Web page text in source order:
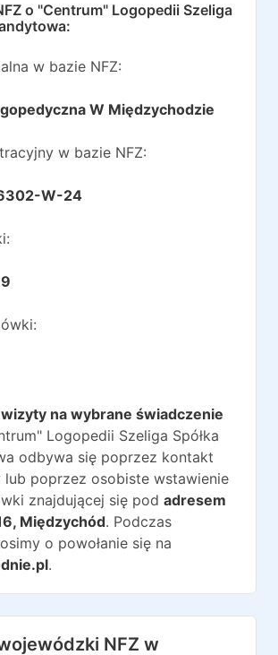
o "Centrum" Logopedii Szeliga
:
w bazie NFZ:
W Międzychodzie
w bazie NFZ:
W-24
na wybrane świadczenie
Logopedii Szeliga Spółka
odbywa się poprzez kontakt
poprzez osobiste wstawienie
znajdującej się pod adresem
, Międzychód. Podczas
o powołanie się na
.
NFZ w